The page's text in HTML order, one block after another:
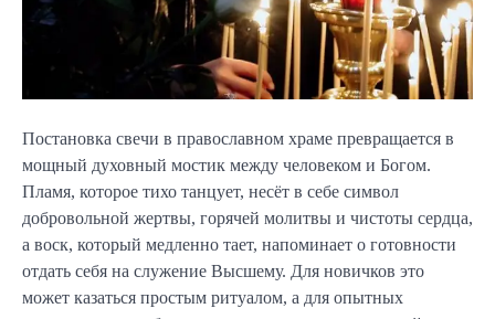
Постановка свечи в православном храме превращается в
мощный духовный мостик между человеком и Богом.
Пламя, которое тихо танцует, несёт в себе символ
добровольной жертвы, горячей молитвы и чистоты сердца,
а воск, который медленно тает, напоминает о готовности
отдать себя на служение Высшему. Для новичков это
может казаться простым ритуалом, а для опытных